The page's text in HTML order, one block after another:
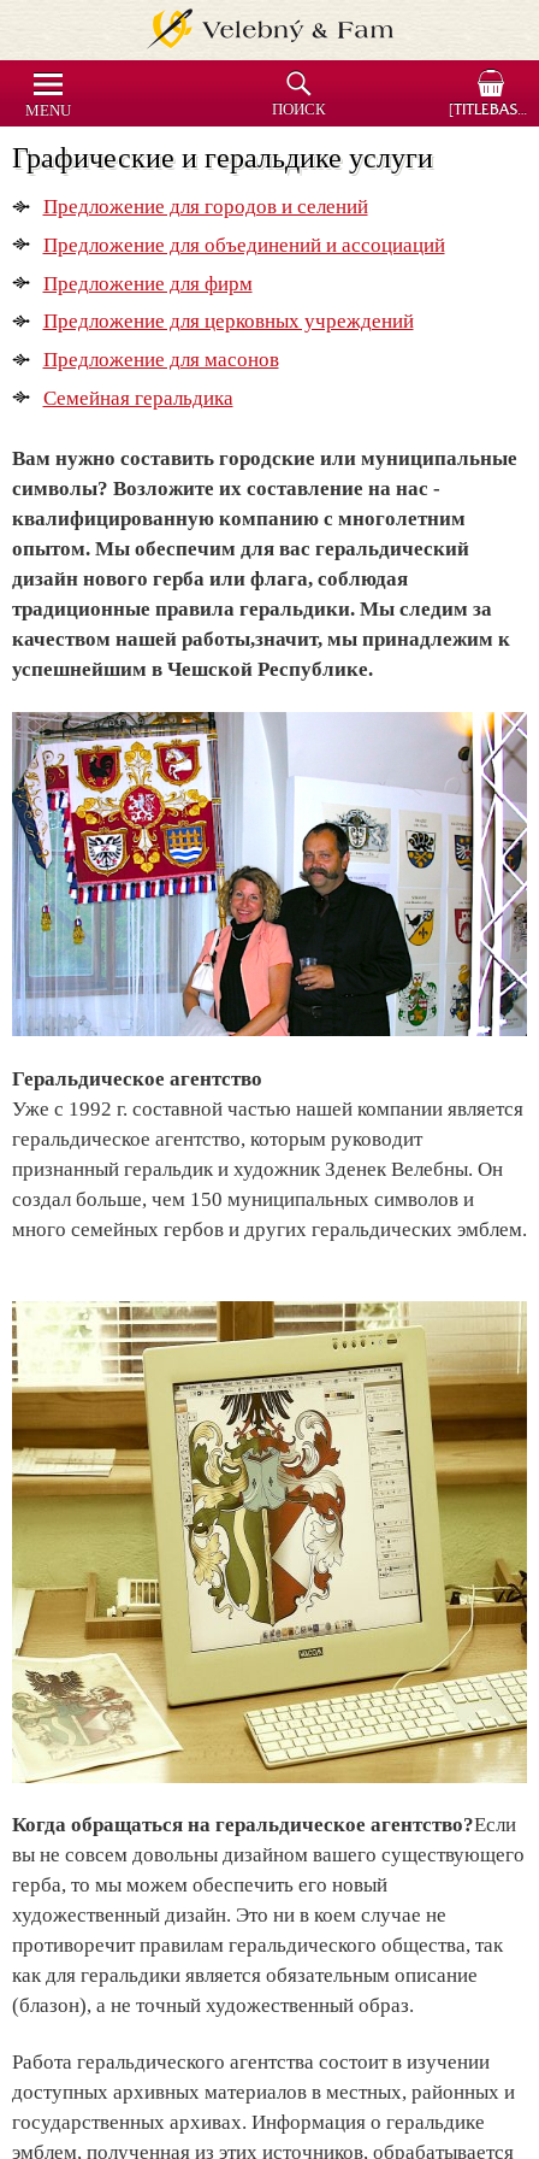
Графические и геральдике услуги
Предложение для городов и селений
Предложение для объединений и ассоциаций
Предложение для фирм
Предложение для церковных учреждений
Предложение для масонов
Семейная геральдика
Вам нужно составить городские или муниципальные
символы? Возложите их составление на нас -
квалифицированную компанию с многолетним
опытом. Мы обеспечим для вас геральдический
дизайн нового герба или флага, соблюдая
традиционные правила геральдики. Мы следим за
качеством нашей работы,значит, мы принадлежим к
успешнейшим в Чешской Республике.
Геральдическое агентство
Уже с 1992 г. составной частью нашей компании является
геральдическое агентство, которым руководит
признанный геральдик и художник Зденек Велебны. Он
создал больше, чем 150 муниципальных символов и
много семейных гербов и других геральдических эмблем.
Когда обращаться на геральдическое агентство?Если
вы не совсем довольны дизайном вашего существующего
герба, то мы можем обеспечить его новый
художественный дизайн. Это ни в коем случае не
противоречит правилам геральдического общества, так
как для геральдики является обязательным описание
(блазон), а не точный художественный образ.
Работа геральдического агентства состоит в изучении
доступных архивных материалов в местных, районных и
государственных архивах. Информация о геральдике
эмблем, полученная из этих источников, обрабатывается
MENU ПОИСК [TITLEBASKET]